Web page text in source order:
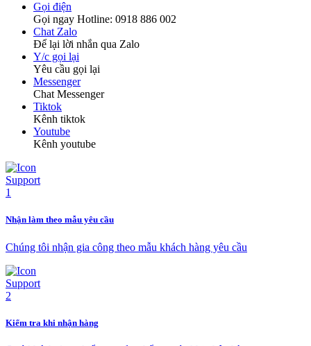
Gọi điện
Gọi ngay Hotline: 0918 886 002
Chat Zalo
Để lại lời nhắn qua Zalo
Y/c gọi lại
Yêu cầu gọi lại
Messenger
Chat Messenger
Tiktok
Kênh tiktok
Youtube
Kênh youtube
Nhận làm theo mẫu yêu cầu
Chúng tôi nhận gia công theo mẫu khách hàng yêu cầu
Kiểm tra khi nhận hàng